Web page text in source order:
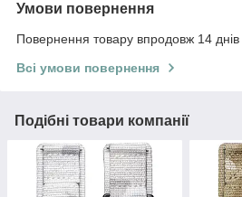
Умови повернення
Повернення товару впродовж 14 днів
Всі умови повернення
Подібні товари компанії